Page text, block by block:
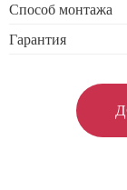
Способ монтажа
Гарантия